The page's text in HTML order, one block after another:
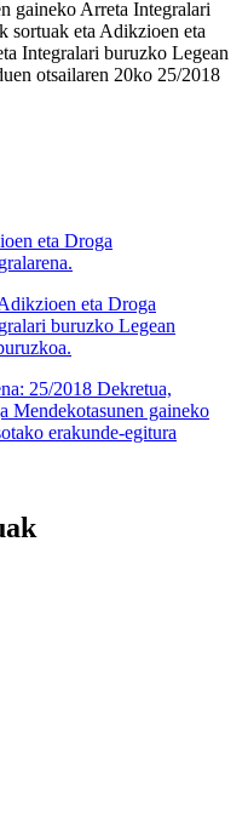
gaineko Arreta Integralari
sortuak eta Adikzioen eta
Integralari buruzko Legean
otsailaren 20ko 25/2018
eta Droga
eta Droga
buruzko Legean
25/2018 Dekretua,
Mendekotasunen gaineko
erakunde-egitura